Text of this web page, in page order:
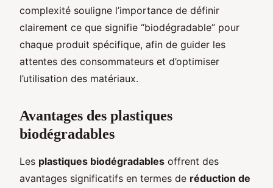
complexité souligne l’importance de définir
clairement ce que signifie “biodégradable” pour
chaque produit spécifique, afin de guider les
attentes des consommateurs et d’optimiser
l’utilisation des matériaux.
Avantages des plastiques
biodégradables
Les plastiques biodégradables offrent des
avantages significatifs en termes de réduction de